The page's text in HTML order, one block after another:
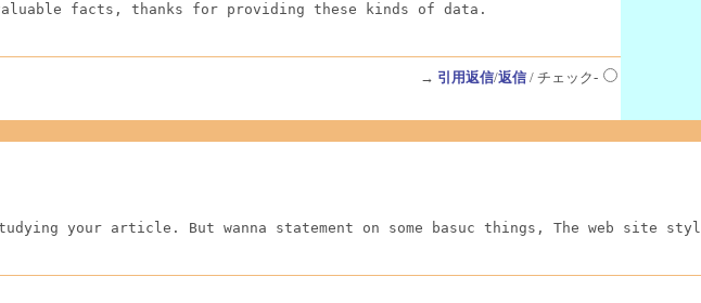
facts, thanks for providing these kinds of data.
→ 引用返信/返信/ チェック-
your article. But wanna statement on some basuc things, The web